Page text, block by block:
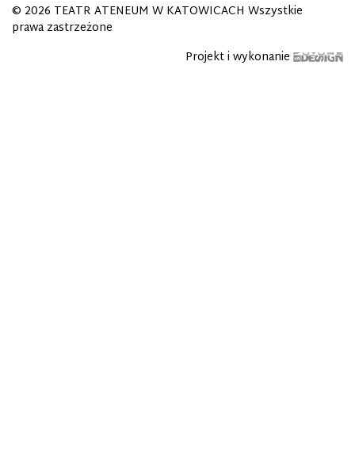
© 2026 TEATR ATENEUM W KATOWICACH Wszystkie
prawa zastrzeżone
Projekt i wykonanie